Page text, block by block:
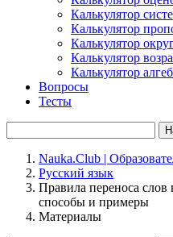
Калькулятор
Калькулятор
Калькулятор
Калькулятор
Калькулятор
Вопросы
Тесты
Nauka.Club |
Русский язык
Правила переноса слов
способы и примеры
Материалы